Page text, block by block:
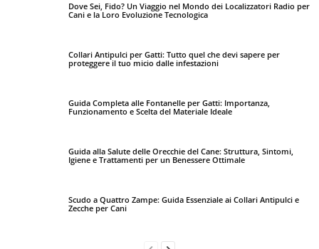
Dove Sei, Fido? Un Viaggio nel Mondo dei Localizzatori Radio per
Cani e la Loro Evoluzione Tecnologica
Collari Antipulci per Gatti: Tutto quel che devi sapere per
proteggere il tuo micio dalle infestazioni
Guida Completa alle Fontanelle per Gatti: Importanza,
Funzionamento e Scelta del Materiale Ideale
Guida alla Salute delle Orecchie del Cane: Struttura, Sintomi,
Igiene e Trattamenti per un Benessere Ottimale
Scudo a Quattro Zampe: Guida Essenziale ai Collari Antipulci e
Zecche per Cani